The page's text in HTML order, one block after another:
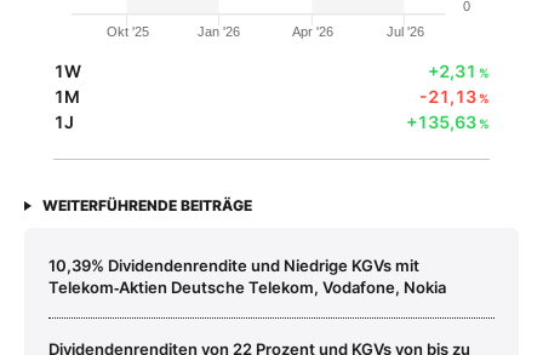
Okt '25 Jan '26 Apr '26 Jul '26
0
1W +2,31 %
1M -21,13%
1J +135,63%
WEITERFÜHRENDE BEITRÄGE
10,39% Dividendenrendite und Niedrige KGVs mit
Telekom‑Aktien Deutsche Telekom, Vodafone, Nokia
Dividendenrenditen von 22 Prozent und KGVs von bis zu